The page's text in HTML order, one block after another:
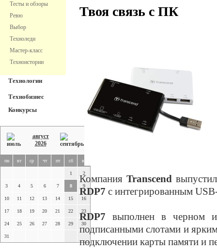
Тесты и обзоры
Ревю
Выбор
Техноледи
Мастер-класс
Техноистории
Технологии
Технобизнес
Конкурсы
август
2026
пн вт ср чт пт сб вс
1 2
3 4 5 6 7 8 9
10 11 12 13 14 15 16
17 18 19 20 21 22 23
24 25 26 27 28 29 30
31
Твоя связь с ПК
КомпанияTranscend
RDP7 с интегрированным
RDP7 выполнен в черном и
подписанными слотами и
подключении карты памяти и